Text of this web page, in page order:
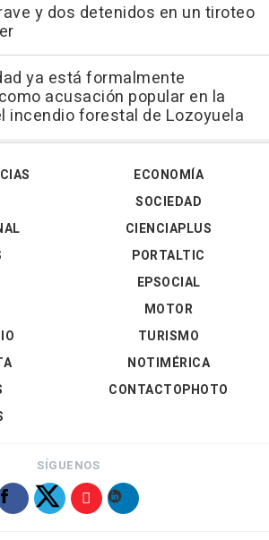
y dos detenidos en un tiroteo
ya está formalmente
acusación popular en la
incendio forestal de Lozoyuela
ECONOMÍA
SOCIEDAD
CIENCIAPLUS
PORTALTIC
EPSOCIAL
MOTOR
TURISMO
NOTIMÉRICA
CONTACTOPHOTO
SÍGUENOS